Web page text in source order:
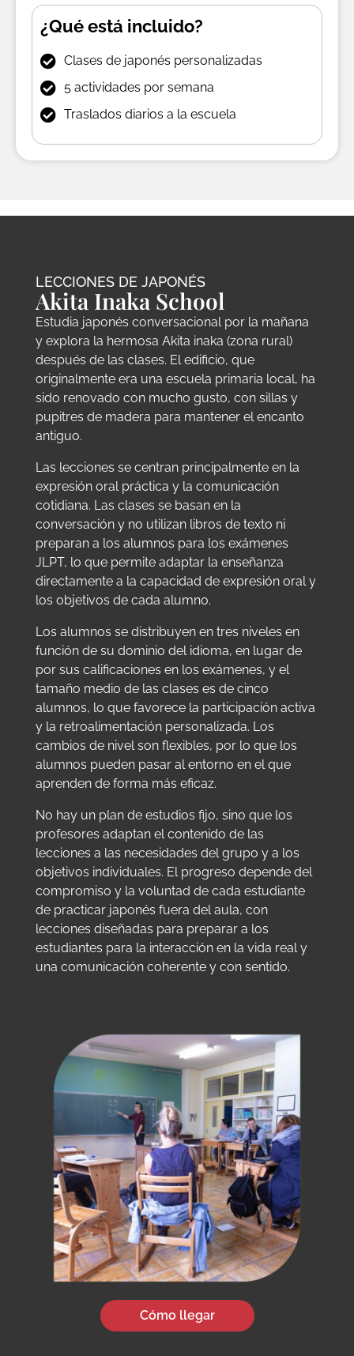
¿Qué está incluido?
Clases de japonés personalizadas
5 actividades por semana
Traslados diarios a la escuela
LECCIONES DE JAPONÉS
Akita Inaka School
Estudia japonés conversacional por la mañana
y explora la hermosa Akita inaka (zona rural)
después de las clases. El edificio, que
originalmente era una escuela primaria local, ha
sido renovado con mucho gusto, con sillas y
pupitres de madera para mantener el encanto
antiguo.
Las lecciones se centran principalmente en la
expresión oral práctica y la comunicación
cotidiana. Las clases se basan en la
conversación y no utilizan libros de texto ni
preparan a los alumnos para los exámenes
JLPT, lo que permite adaptar la enseñanza
directamente a la capacidad de expresión oral y
los objetivos de cada alumno.
Los alumnos se distribuyen en tres niveles en
función de su dominio del idioma, en lugar de
por sus calificaciones en los exámenes, y el
tamaño medio de las clases es de cinco
alumnos, lo que favorece la participación activa
y la retroalimentación personalizada. Los
cambios de nivel son flexibles, por lo que los
alumnos pueden pasar al entorno en el que
aprenden de forma más eficaz.
No hay un plan de estudios fijo, sino que los
profesores adaptan el contenido de las
lecciones a las necesidades del grupo y a los
objetivos individuales. El progreso depende del
compromiso y la voluntad de cada estudiante
de practicar japonés fuera del aula, con
lecciones diseñadas para preparar a los
estudiantes para la interacción en la vida real y
una comunicación coherente y con sentido.
Cómo llegar